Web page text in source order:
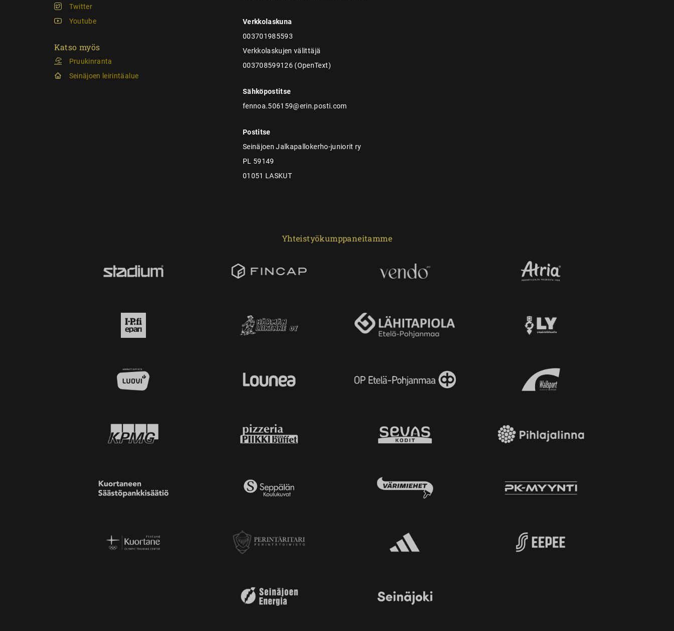
Twitter
Youtube
Katso myös
Pruukinranta
Seinäjoen leirintäalue
Verkkolaskuna
003701985593
Verkkolaskujen välittäjä
003708599126 (OpenText)
Sähköpostitse
fennoa.506159@erin.posti.com
Postitse
Seinäjoen Jalkapallokerho-juniorit ry
PL 59149
01051 LASKUT
Yhteistyökumppaneitamme